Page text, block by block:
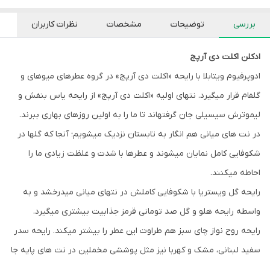
بررسی توضیحات مشخصات نظرات کاربران
ادکلن اکلت دی آرپج
ادوپرفیوم ویتابلا با رایحه «اکلت دی آرپج» در گروه عطرهای میوهای و
گلفام قرار میگیرد. نتهای اولیه «اکلت دی آرپج» از رایحه یاس بنفش و
لیموترش سیسیلی جان گرفتهاند تا ما را به اولین روزهای بهاری ببرند.
در نت های میانی هم انگار به تابستان نزدیک میشویم؛ آنجا که گلها در
شکوفایی کامل نمایان میشوند و عطرها با شدت و غلظت زیادی ما را
احاطه میکنند.
رایحه گل ویستریا با شکوفایی کاملش در نتهای میانی میدرخشد و به
واسطه رایحه هلو و گل صد تومانی قرمز جذابیت بیشتری میگیرد.
رایحه روح نواز چای سبز هم طراوت این عطر را بیشتر میکند. رایحه سدر
سفید لبنانی، مشک و کهربا نیز مثل پوششی مخملین در نت های پایه جا